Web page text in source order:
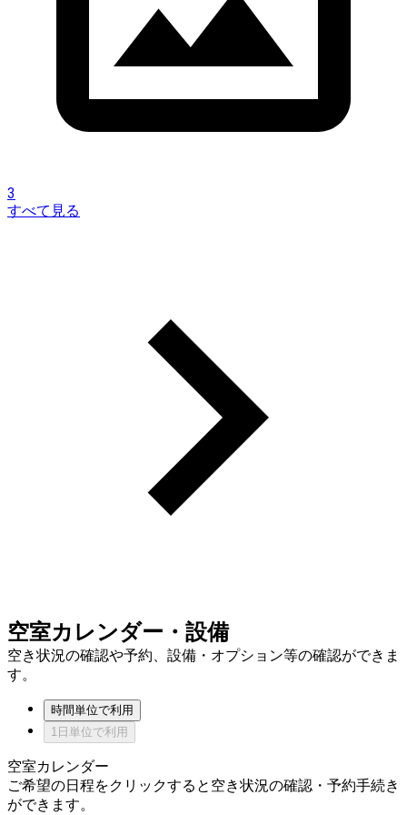
3
すべて見る
空室カレンダー・設備
空き状況の確認や予約、設備・オプション等の確認ができま
す。
時間単位で利用
1日単位で利用
空室カレンダー
ご希望の日程をクリックすると空き状況の確認・予約手続き
ができます。